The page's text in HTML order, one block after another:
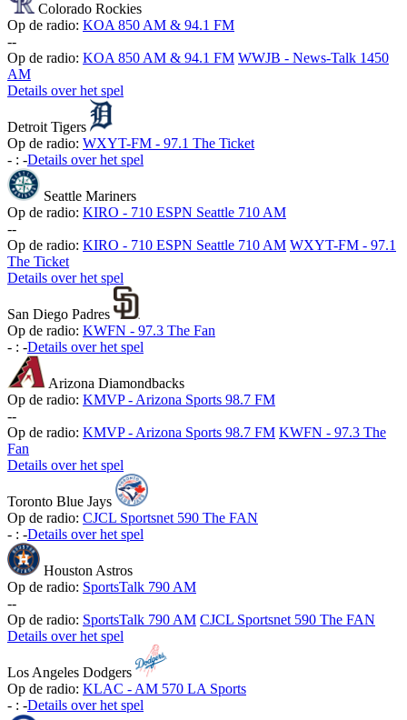
Colorado Rockies
Op de radio: KOA 850 AM & 94.1 FM
--
Op de radio: KOA 850 AM & 94.1 FM WWJB - News-Talk 1450
AM
Details over het spel
Detroit Tigers
Op de radio: WXYT-FM - 97.1 The Ticket
- : -Details over het spel
Seattle Mariners
Op de radio: KIRO - 710 ESPN Seattle 710 AM
--
Op de radio: KIRO - 710 ESPN Seattle 710 AM WXYT-FM - 97.1
The Ticket
Details over het spel
San Diego Padres
Op de radio: KWFN - 97.3 The Fan
- : -Details over het spel
Arizona Diamondbacks
Op de radio: KMVP - Arizona Sports 98.7 FM
--
Op de radio: KMVP - Arizona Sports 98.7 FM KWFN - 97.3 The
Fan
Details over het spel
Toronto Blue Jays
Op de radio: CJCL Sportsnet 590 The FAN
- : -Details over het spel
Houston Astros
Op de radio: SportsTalk 790 AM
--
Op de radio: SportsTalk 790 AM CJCL Sportsnet 590 The FAN
Details over het spel
Los Angeles Dodgers
Op de radio: KLAC - AM 570 LA Sports
- : -Details over het spel